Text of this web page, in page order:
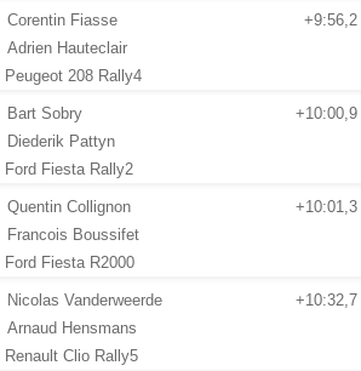
Corentin Fiasse
+9:56,2
Adrien Hauteclair
Peugeot 208 Rally4
Bart Sobry
+10:00,9
Diederik Pattyn
Ford Fiesta Rally2
Quentin Collignon
+10:01,3
Francois Boussifet
Ford Fiesta R2000
Nicolas Vanderweerde
+10:32,7
Arnaud Hensmans
Renault Clio Rally5